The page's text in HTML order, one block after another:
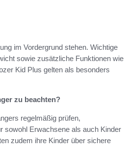
im Vordergrund stehen. Wichtige
sowie zusätzliche Funktionen wie
Kid Plus gelten als besonders
zu beachten?
regelmäßig prüfen,
sowohl Erwachsene als auch Kinder
zudem ihre Kinder über sichere